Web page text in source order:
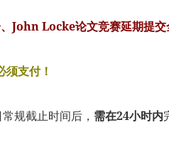
​​John Locke论文竞赛延期提交
支付！​
规截止时间后，​ ​需在24小时内​